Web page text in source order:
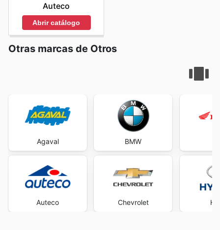
sitio web de Jeep hoy mismo para explorar las mejores
ofertas y empezar a ahorrar ahora.
Auteco
Abrir catálogo
Otras marcas de Otros
Agaval
Auteco
BMW
Chevrolet